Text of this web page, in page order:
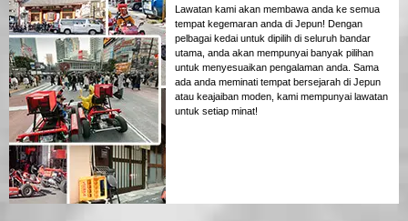
Lawatan kami akan membawa anda ke semua
tempat kegemaran anda di Jepun! Dengan
pelbagai kedai untuk dipilih di seluruh bandar
utama, anda akan mempunyai banyak pilihan
untuk menyesuaikan pengalaman anda. Sama
ada anda meminati tempat bersejarah di Jepun
atau keajaiban moden, kami mempunyai lawatan
untuk setiap minat!